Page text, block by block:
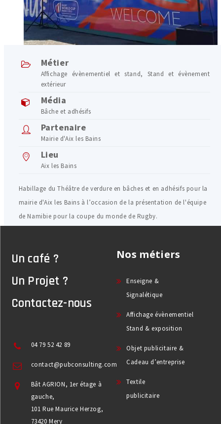
Métier
Affichage évènementiel et stand, Stand et évènement
extérieur
Média
Bâche et adhésifs
Partenaire
Mairie d'Aix les Bains
Lieu
Aix les Bains
Habillage du Théâtre de verdure en bâches et en adhésifs pour la
mairie d'Aix les Bains à l’occasion de la présentation de l'équipe
de Namibie pour la coupe du monde de Rugby.
Un café ?
Un Projet ?
Contactez-nous
04 79 52 42 89
contact@pubconsulting.com
Bât AGRION, 1er étage à
gauche,
101 Rue Maurice Herzog,
73420 Mery
Nos métiers
Enseigne &
Signalétique
Affichage évènementiel
Stand & exposition
Objet publicitaire &
Cadeau d’entreprise
Textile
publicitaire